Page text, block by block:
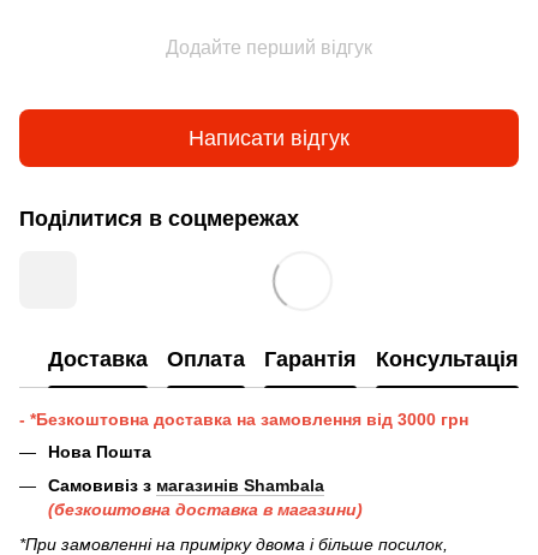
Додайте перший відгук
Написати відгук
Поділитися в соцмережах
Доставка Оплата Гарантія Консультація
- *Безкоштовна доставка на замовлення від 3000 грн
Нова Пошта
Самовивіз з магазинів Shambala
(безкоштовна доставка в магазини)
*При замовленні на примірку двома і більше посилок,